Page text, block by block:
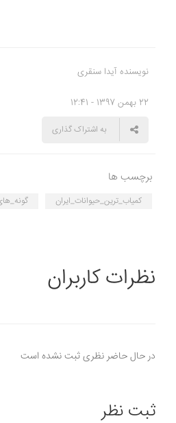
نویسنده آیدا سنقری
22 بهمن 1397 - 12:41
به اشتراک گذاری
برچسب ها
کمیاب_ترین_حیوانات_ایران
نظرات کاربران
در حال حاضر نظری ثبت نشده است
ثبت نظر